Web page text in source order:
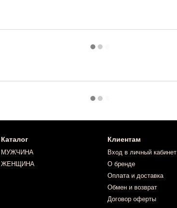
Каталог
МУЖЧИНА
ЖЕНЩИНА
Клиентам
Вход в личный кабинет
О бренде
Оплата и доставка
Обмен и возврат
Договор оферты